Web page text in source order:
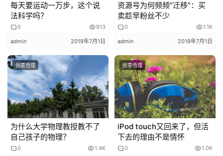
惰了不想工作不想学习只想玩乐怎么办？这里人类出现了反
进化的一面，按照丛林法则，这一部分人类是属于被淘汰的
部分，可是人类发明了文明这玩意儿，怎么能让自己的同类
了！当然我们救危救孤救残完全没问题，各种啃老才是大麻
烦！我身边有一个哥们，40几岁了，身体健康，四肢发
达，唯一的缺点就是懒！嗯，这个是个大毛病！
回到王威同学这个事儿上，你学到了什么？
不要在拼搏的年龄学会了懒，不要再该学习的时候，各种主
义泛滥！不要在学校里面除了不学习什么都干！有些事情错
每天要运动一万步，这个说
法科学吗？
0 913
admin 2019年7月1日
资源号为何频频“迁移”：买
卖趁早粉丝不少
0 1.1K
admin 2019年7月1日
创意悟理
为什么大学物理教授教不了
自己孩子的物理？
0 1.4K
创意悟理
iPod touch又回来了，但活
下去的理由不是情怀
0 1.0K